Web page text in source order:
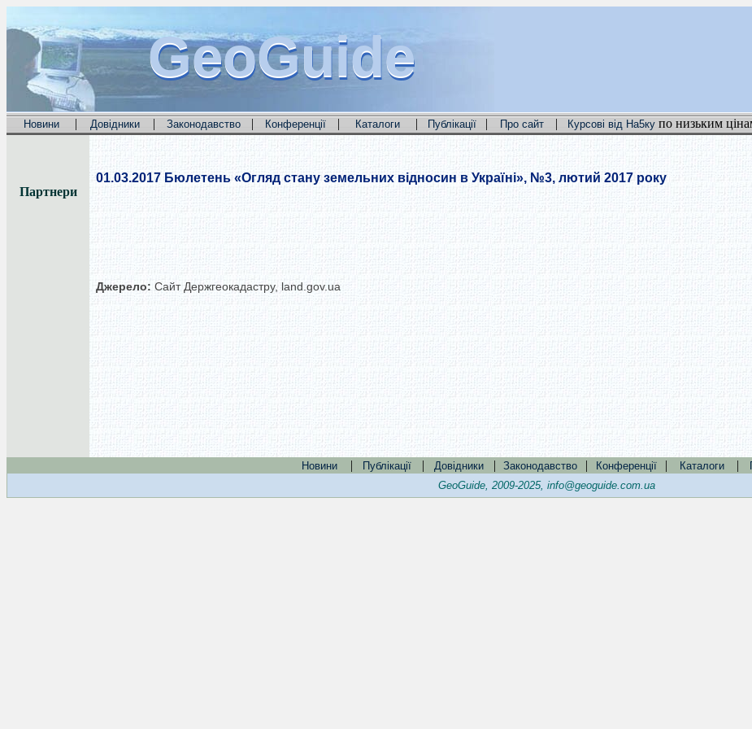
GeoGuide
GeoGuide
GeoGuide
Новини | Довідники | Законодавство | Конференції | Каталоги | Публікації | Про сайт | Курсові від На5ку по низьким
Партнери
01.03.2017 Бюлетень «Огляд стану земельних відносин в Україні», №3, лютий 2017 року
Джерело: Сайт Держгеокадастру, land.gov.ua
Новини | Публікації | Довідники | Законодавство | Конференції | Каталоги |
GeoGuide, 2009-2025, info@geoguide.com.ua